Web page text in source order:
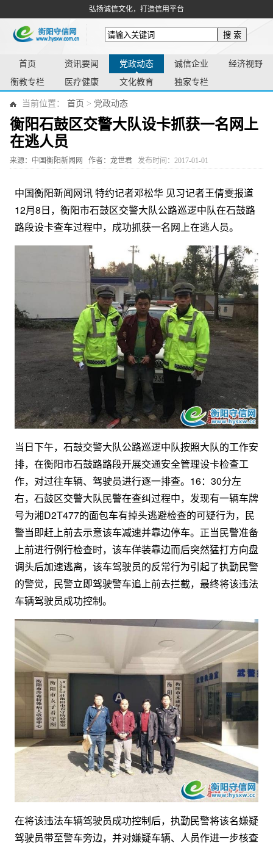
弘扬诚信文化，打造信用平台
搜 索
首页 资讯要闻 党政动态 诚信企业 经济视野
衡教专栏 医疗健康 文化教育 独家专栏
当前位置： 首页 > 党政动态
衡阳石鼓区交警大队设卡抓获一名网上
在逃人员
来源：中国衡阳新闻网 作者：龙世君 发布时间：2017-01-01
中国衡阳新闻网讯 特约记者邓松华 见习记者王倩雯报道
12月8日，衡阳市石鼓区交警大队公路巡逻中队在石鼓路
路段设卡查车过程中，成功抓获一名网上在逃人员。
当日下午，石鼓交警大队公路巡逻中队按照大队的工作安
排，在衡阳市石鼓路路段开展交通安全管理设卡检查工
作，对过往车辆、驾驶员进行逐一排查。16：30分左
右，石鼓区交警大队民警在查纠过程中，发现有一辆车牌
号为湘D2T477的面包车有掉头逃避检查的可疑行为，民
警当即赶上前去示意该车减速并靠边停车。正当民警准备
上前进行例行检查时，该车佯装靠边而后突然猛打方向盘
调头后加速逃离，该车驾驶员的反常行为引起了执勤民警
的警觉，民警立即驾驶警车追上前去拦截，最终将该违法
车辆驾驶员成功控制。
在将该违法车辆驾驶员成功控制后，执勤民警将该名嫌疑
驾驶员带至警车旁边，并对嫌疑车辆、人员作进一步核查